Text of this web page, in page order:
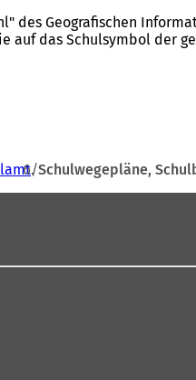
des Geografischen
das Schulsymbol der
Schulwegepläne,